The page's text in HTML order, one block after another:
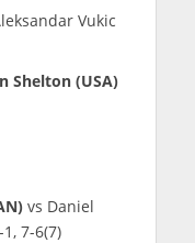
Vukic
Shelton (USA)
vs Daniel
7-6(7)